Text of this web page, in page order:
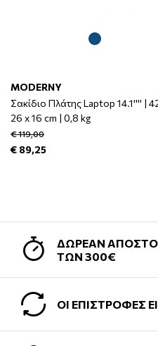
MODERNY
Σακίδιο Πλάτης Laptop 14.1'''' |
26 x 16 cm | 0,8 kg
€ 119,00
€ 89,25
ΔΩΡΕΑΝ
ΤΩΝ 300€
ΟΙ ΕΠΙΣΤΡΟΦΕΣ